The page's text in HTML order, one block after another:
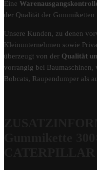
Eine
der Qualität der Gummiketten
Unsere Kunden, zu denen
Kleinunternehmen sowie
überzeugt von der Qualität
vorrangig bei
Bobcats, Raupendumper als